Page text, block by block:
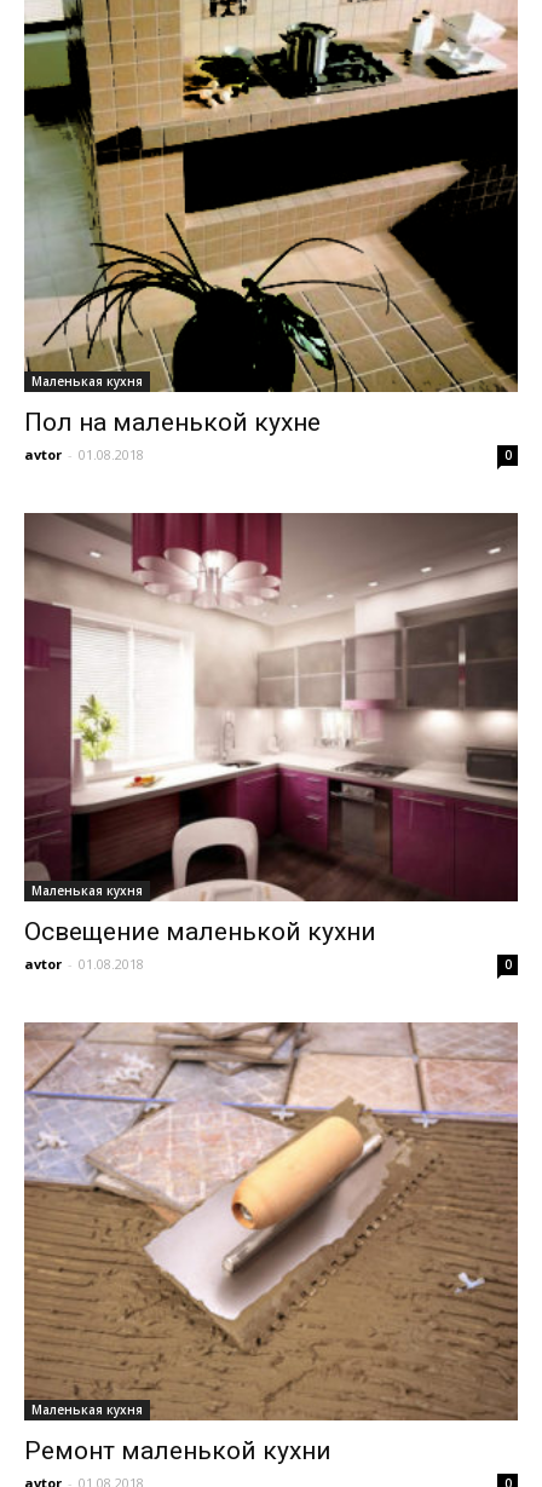
Маленькая кухня
Пол на маленькой кухне
avtor - 01.08.2018 0
Маленькая кухня
Освещение маленькой кухни
avtor - 01.08.2018 0
Маленькая кухня
Ремонт маленькой кухни
avtor - 01.08.2018